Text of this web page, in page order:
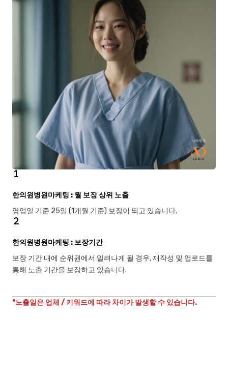
한의원병원마케팅 : 월 보장 상위 노출
영업일 기준 25일 (1개월 기준) 보장이 되고 있습니다.
한의원병원마케팅 : 보장기간
보장 기간 내에 순위권에서 밀려나게 될 경우, 재작성 및 업로드를
통해 노출 기간을 보장하고 있습니다.
*노출일은 업체 / 키워드에 따라 차이가 발생할 수 있습니다.